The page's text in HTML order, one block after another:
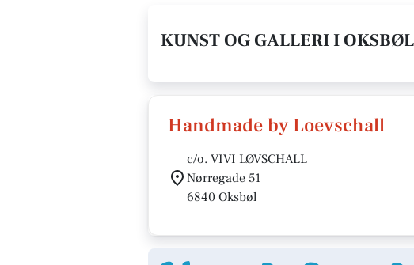
KUNST OG GALLERI I
Handmade by Loevschall
c/o. VIVI LØVSCHALL
Nørregade 51
6840 Oksbøl